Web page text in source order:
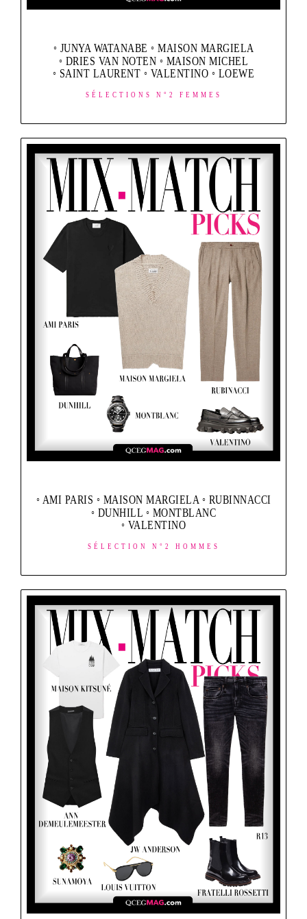
◦ JUNYA WATANABE ◦ MAISON MARGIELA
◦ DRIES VAN NOTEN ◦ MAISON MICHEL
◦ SAINT LAURENT ◦ VALENTINO ◦ LOEWE
SÉLECTIONS N°2 FEMMES
◦ AMI PARIS ◦ MAISON MARGIELA ◦ RUBINNACCI
◦ DUNHILL ◦ MONTBLANC
◦ VALENTINO
SÉLECTION N°2 HOMMES